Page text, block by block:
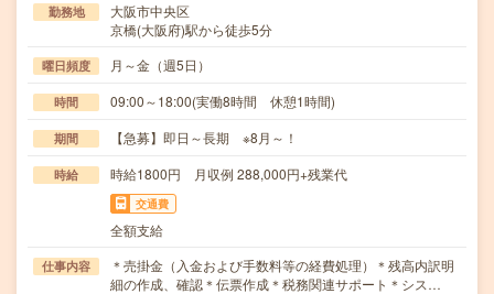
勤務地
大阪市中央区
京橋(大阪府)駅から徒歩5分
曜日頻度 月～金（週5日）
時間 09:00～18:00(実働8時間 休憩1時間)
期間 【急募】即日～長期 ※8月～！
時給 時給1800円 月収例 288,000円+残業代
交通費
全額支給
仕事内容
＊売掛金（入金および手数料等の経費処理）＊残高内訳明
細の作成、確認＊伝票作成＊税務関連サポート＊シス…